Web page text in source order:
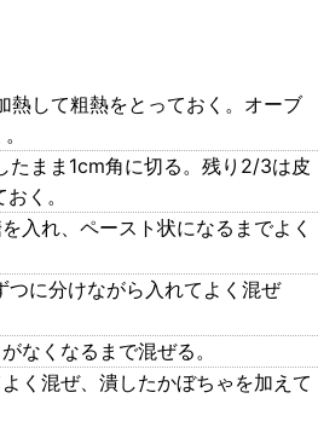
して粗熱をとっておく。オーブ
まま1cm角に切る。残り2/3は皮
く。
れ、ペースト状になるまでよく
に分けながら入れてよく混ぜ
くなるまで混ぜる。
く混ぜ、潰したかぼちゃを加えて